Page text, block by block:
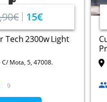
15€
Tech 2300w Light
C/ Mota, 5, 47008.
9